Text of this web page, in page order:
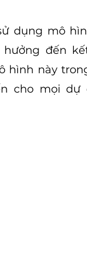
dụng mô
đến
hình này
cho mọi